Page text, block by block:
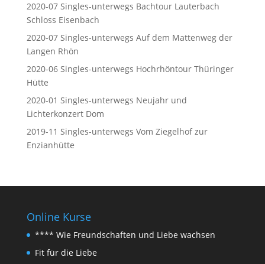
2020-07 Singles-unterwegs Bachtour Lauterbach
Schloss Eisenbach
2020-07 Singles-unterwegs Auf dem Mattenweg der
Langen Rhön
2020-06 Singles-unterwegs Hochrhöntour Thüringer
Hütte
2020-01 Singles-unterwegs Neujahr und
Lichterkonzert Dom
2019-11 Singles-unterwegs Vom Ziegelhof zur
Enzianhütte
Online Kurse
**** Wie Freundschaften und Liebe wachsen
Fit für die Liebe